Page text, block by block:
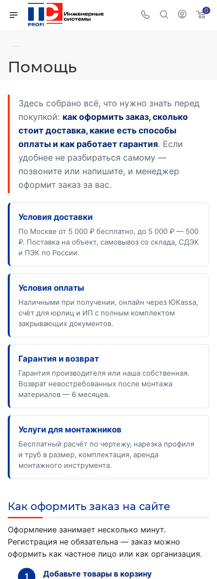
0
—
Помощь
Здесь собрано всё, что нужно знать перед
покупкой: как оформить заказ, сколько
стоит доставка, какие есть способы
оплаты и как работает гарантия. Если
удобнее не разбираться самому —
позвоните или напишите, и менеджер
оформит заказ за вас.
Условия доставки
По Москве от 5 000 ₽ бесплатно, до 5 000 ₽ — 500
₽. Поставка на объект, самовывоз со склада, СДЭК
и ПЭК по России.
Условия оплаты
Наличными при получении, онлайн через ЮKassa,
счёт для юрлиц и ИП с полным комплектом
закрывающих документов.
Гарантия и возврат
Гарантия производителя или наша собственная.
Возврат невостребованных после монтажа
материалов — 6 месяцев.
Услуги для монтажников
Бесплатный расчёт по чертежу, нарезка профиля
и труб в размер, комплектация, аренда
монтажного инструмента.
Как оформить заказ на сайте
Оформление занимает несколько минут.
Регистрация не обязательна — заказ можно
оформить как частное лицо или как организация.
Добавьте товары в корзину